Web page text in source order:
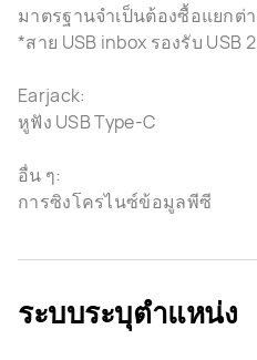
มาตรฐานจำเป็นต้องซื้อแยก
*สาย USB inbox รองรับ USB
Earjack:
หูฟัง USB Type-C
อื่น ๆ:
การซิงโครไนซ์ข้อมูลพีซี
ระบบระบุตำแหน่ง